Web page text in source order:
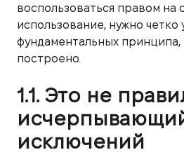
воспользоваться правом на
использование, нужно четко
фундаментальных принципа,
построено.
1.1. Это не
исключений